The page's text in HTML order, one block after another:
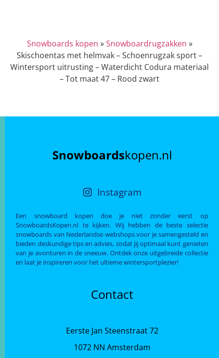
Snowboards kopen »Snowboardrugzakken »
Skischoentas met helmvak – Schoenrugzak sport –
Wintersport uitrusting – Waterdicht Codura materiaal
– Tot maat 47 – Rood zwart
Snowboardskopen.nl
Instagram
Een snowboard kopen doe je niet zonder eerst op
SnowboardsKopen.nl te kijken. Wij hebben de beste selectie
snowboards van Nederlandse webshops voor je samengesteld en
bieden deskundige tips en advies, zodat jij optimaal kunt genieten
van je avonturen in de sneeuw. Ontdek onze uitgebreide collectie
en laat je inspireren voor het ultieme wintersportplezier!
Contact
Eerste Jan Steenstraat 72
1072 NN Amsterdam